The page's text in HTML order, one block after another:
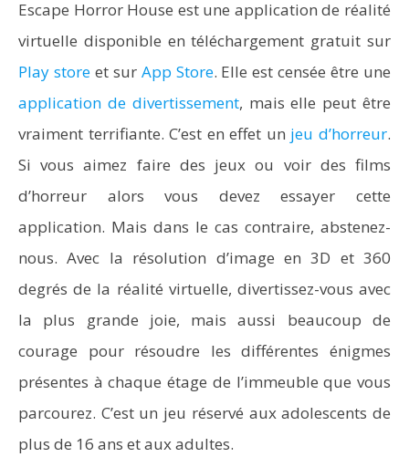
Escape Horror House est une application de réalité
virtuelle disponible en téléchargement gratuit sur
Play storeet sur App Store. Elle est censée être une
application de divertissement, mais elle peut être
vraiment terrifiante. C’est en effet un jeu d’horreur.
Si vous aimez faire des jeux ou voir des films
d’horreur alors vous devez essayer cette
application. Mais dans le cas contraire, abstenez-
nous. Avec la résolution d’image en 3D et 360
degrés de la réalité virtuelle, divertissez-vous avec
la plus grande joie, mais aussi beaucoup de
courage pour résoudre les différentes énigmes
présentes à chaque étage de l’immeuble que vous
parcourez. C’est un jeu réservé aux adolescents de
plus de 16 ans et aux adultes.